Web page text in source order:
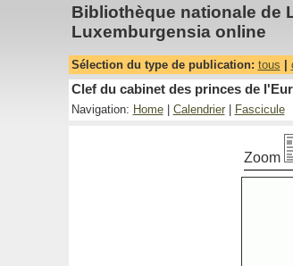
Bibliothèque nationale de
Luxemburgensia online
Sélection du type de publication: tous
Clef du cabinet des princes de
Navigation: Home| Calendrier| Fascicule
Zoom